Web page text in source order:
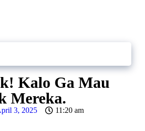
Kalo Ga Mau
Mereka.
3, 2025 11:20 am